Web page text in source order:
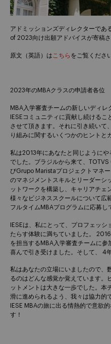
アドミッションズディレクターであ
of 2023向け出願アドバイスが寄稿さ
原文（英語）は こちら をご覧くださ
2023年のMBAクラスの申請者各位
MBA入学審査チームの新しいディ
IESEコミュニティに貢献し続ける
させて頂きます。それに引き続いて
り組みに関するいくつかのヒントと
私は2013年にあなたと同じように
でした。ブラジルから来て、
びGrupo Maristaプロジェクトマネ
のマネジメントスキルとリーダーシ
ットワークを構築し、キャリアチェ
様々なビジネススクールについて広
フルタイムMBAプログラムに応募し
IESEは、私にとって、プロフェッ
たらす体験に満ちていました。
を担当するMBA入学審査チームに
喜んで引き受けました。そして、 4
私はあなたの立場にいましたので、
るのはどんな感覚か覚えています。
ットメントは大きな一歩でした。本
滑に進められるよう、我々は協力的
IESE MBAの旅に出る情熱的で意欲
す！